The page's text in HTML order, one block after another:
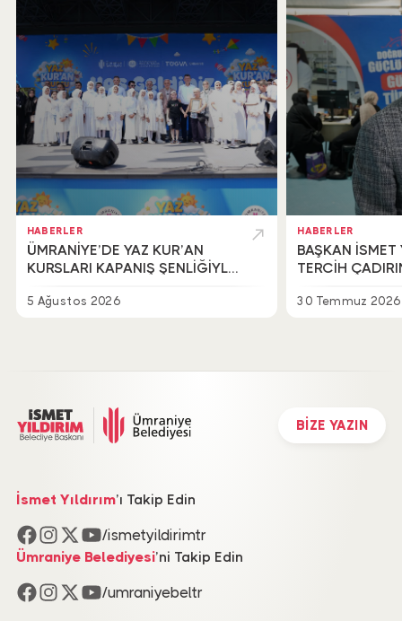
HABERLER
ÜMRANİYE’DE YAZ KUR’AN
KURSLARI KAPANIŞ ŞENLİĞİYLE
5 Ağustos 2026
HABERLER
BAŞKAN İSMET
TERCİH
30 Temmuz 2026
BİZE YAZIN
İsmet Yıldırım’ı Takip Edin
/ismetyildirimtr
Ümraniye Belediyesi’ni Takip Edin
/umraniyebeltr